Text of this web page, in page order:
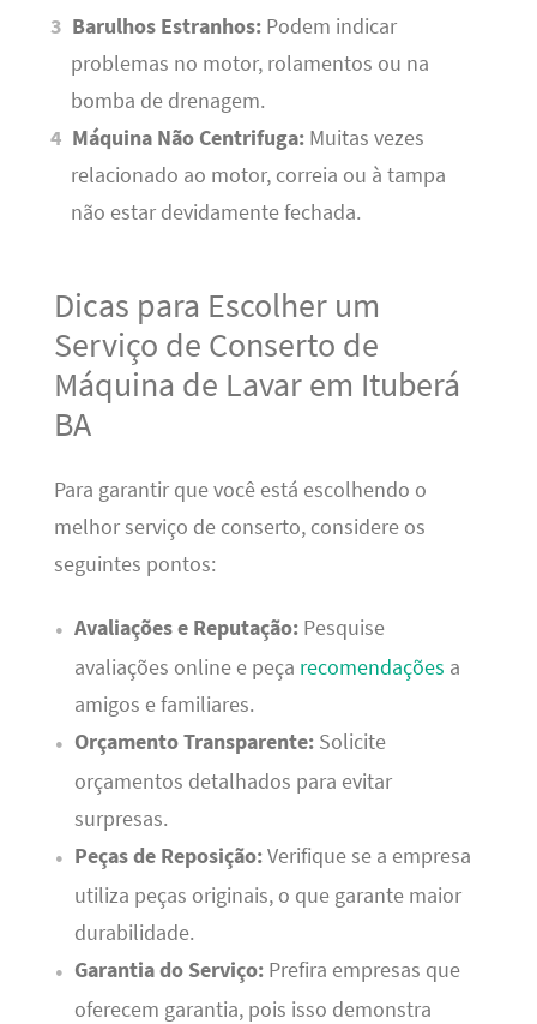
Barulhos Estranhos: Podem indicar
problemas no motor, rolamentos ou na
bomba de drenagem.
Máquina Não Centrifuga: Muitas vezes
relacionado ao motor, correia ou à tampa
não estar devidamente fechada.
Dicas para Escolher um
Serviço de Conserto de
Máquina de Lavar em Ituberá
BA
Para garantir que você está escolhendo o
melhor serviço de conserto, considere os
seguintes pontos:
Avaliações e Reputação:Pesquise
avaliações online e peça recomendações a
amigos e familiares.
Orçamento Transparente:Solicite
orçamentos detalhados para evitar
surpresas.
Peças de Reposição:Verifique se a empresa
utiliza peças originais, o que garante maior
durabilidade.
Garantia do Serviço:Prefira empresas que
oferecem garantia, pois isso demonstra